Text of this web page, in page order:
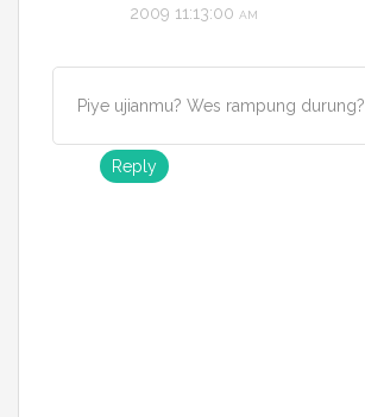
2009 11:13:00 am
Piye ujianmu? Wes rampung durung?
Reply